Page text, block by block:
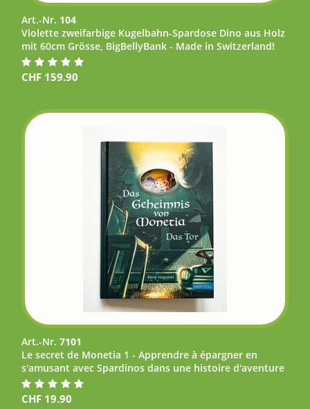
Art.-Nr. 104
Violette zweifarbige Kugelbahn-Spardose Dino aus Holz
mit 60cm Grösse, BigBellyBank - Made in Switzerland!
CHF 159.90
Art.-Nr. 7101
Le secret de Monetia 1 - Apprendre à épargner en
s'amusant avec Spardinos dans une histoire d'aventure
CHF 19.90